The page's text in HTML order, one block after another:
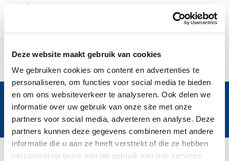
Deze website maakt gebruik van cookies
We gebruiken cookies om content en advertenties te
personaliseren, om functies voor social media te bieden
en om ons websiteverkeer te analyseren. Ook delen we
informatie over uw gebruik van onze site met onze
partners voor social media, adverteren en analyse. Deze
partners kunnen deze gegevens combineren met andere
informatie die u aan ze heeft verstrekt of die ze hebben
verzameld op basis van uw gebruik van hun services.
Search - Stichting
Met de steun van